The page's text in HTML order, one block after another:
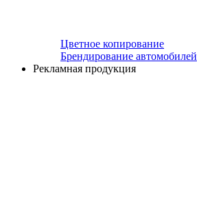
Цветное копирование
Брендирование автомобилей
Рекламная продукция